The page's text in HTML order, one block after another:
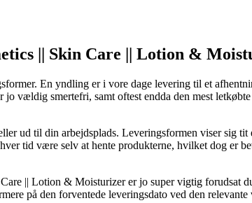
|| Skin Care || Lotion &
En yndling er i vore dage levering til et
vældig smertefri, samt oftest endda den mest
ud til din arbejdsplads. Leveringsformen viser sig tit
tid være selv at hente produkterne, hvilket dog er
|| Lotion & Moisturizer er jo super vigtig forudsat
på den forventede leveringsdato ved den relevante